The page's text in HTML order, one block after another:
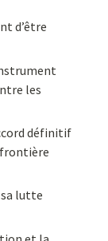
d’être
les
définitif
sa lutte